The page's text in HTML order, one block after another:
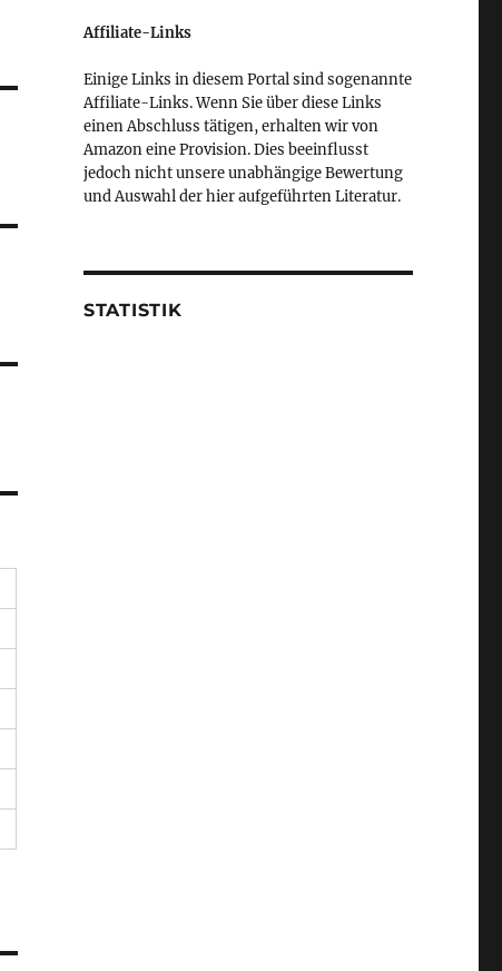
Affiliate-Links
Einige Links in diesem Portal sind sogenannte
Affiliate-Links. Wenn Sie über diese Links
einen Abschluss tätigen, erhalten wir von
Amazon eine Provision. Dies beeinflusst
jedoch nicht unsere unabhängige Bewertung
und Auswahl der hier aufgeführten Literatur.
STATISTIK